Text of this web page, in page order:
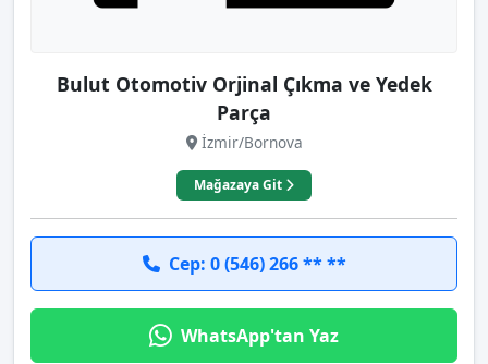
Bulut Otomotiv Orjinal Çıkma ve Yedek
Parça
İzmir/Bornova
Mağazaya Git
Cep: 0 (546) 266 ** **
WhatsApp'tan Yaz